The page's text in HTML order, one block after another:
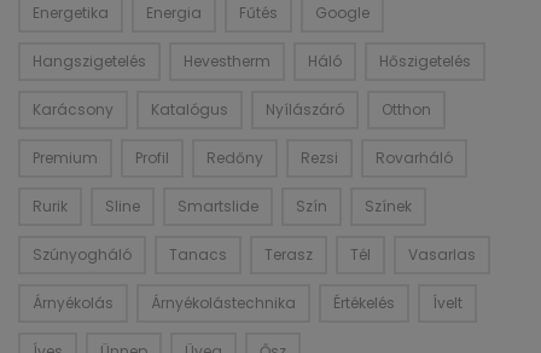
Energetika Energia Fűtés Google
Hangszigetelés Hevestherm Háló Hőszigetelés
Karácsony Katalógus Nyílászáró Otthon
Premium Profil Redőny Rezsi Rovarháló
Rurik Sline Smartslide Szín Színek
Szúnyogháló Tanacs Terasz Tél Vasarlas
Árnyékolás Árnyékolástechnika Értékelés Ívelt